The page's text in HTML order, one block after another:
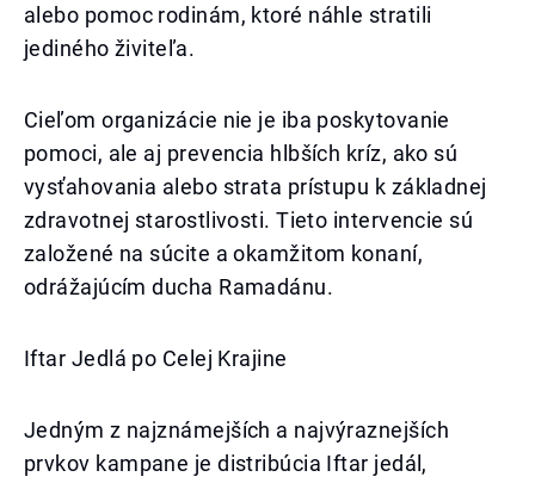
alebo pomoc rodinám, ktoré náhle stratili
jediného živiteľa.
Cieľom organizácie nie je iba poskytovanie
pomoci, ale aj prevencia hlbších kríz, ako sú
vysťahovania alebo strata prístupu k základnej
zdravotnej starostlivosti. Tieto intervencie sú
založené na súcite a okamžitom konaní,
odrážajúcím ducha Ramadánu.
Iftar Jedlá po Celej Krajine
Jedným z najznámejších a najvýraznejších
prvkov kampane je distribúcia Iftar jedál,